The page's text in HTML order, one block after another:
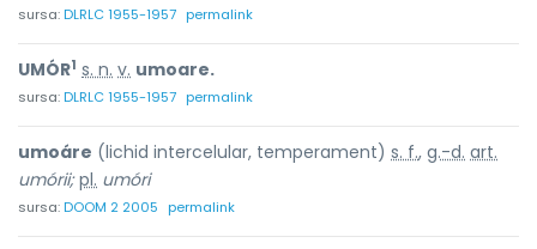
sursa:DLRLC 1955-1957 permalink
UMÓR1 s. n. v. umoare.
sursa:DLRLC 1955-1957 permalink
umoáre (lichid intercelular, temperament) s. f., g.-d. art.
umórii; pl. umóri
sursa:DOOM 2 2005 permalink